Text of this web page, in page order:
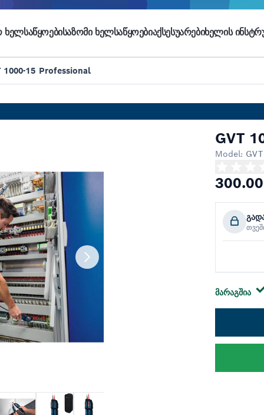
ᲡᲐᲖᲝᲛᲘ ᲮᲔᲚᲡᲐᲬᲧᲝᲔᲑᲘᲐᲥᲡᲔᲡᲣᲐᲠᲔᲑᲘᲮᲔᲚᲘᲡ
1000-15 Professional
GVT
Model:
მარაგშია